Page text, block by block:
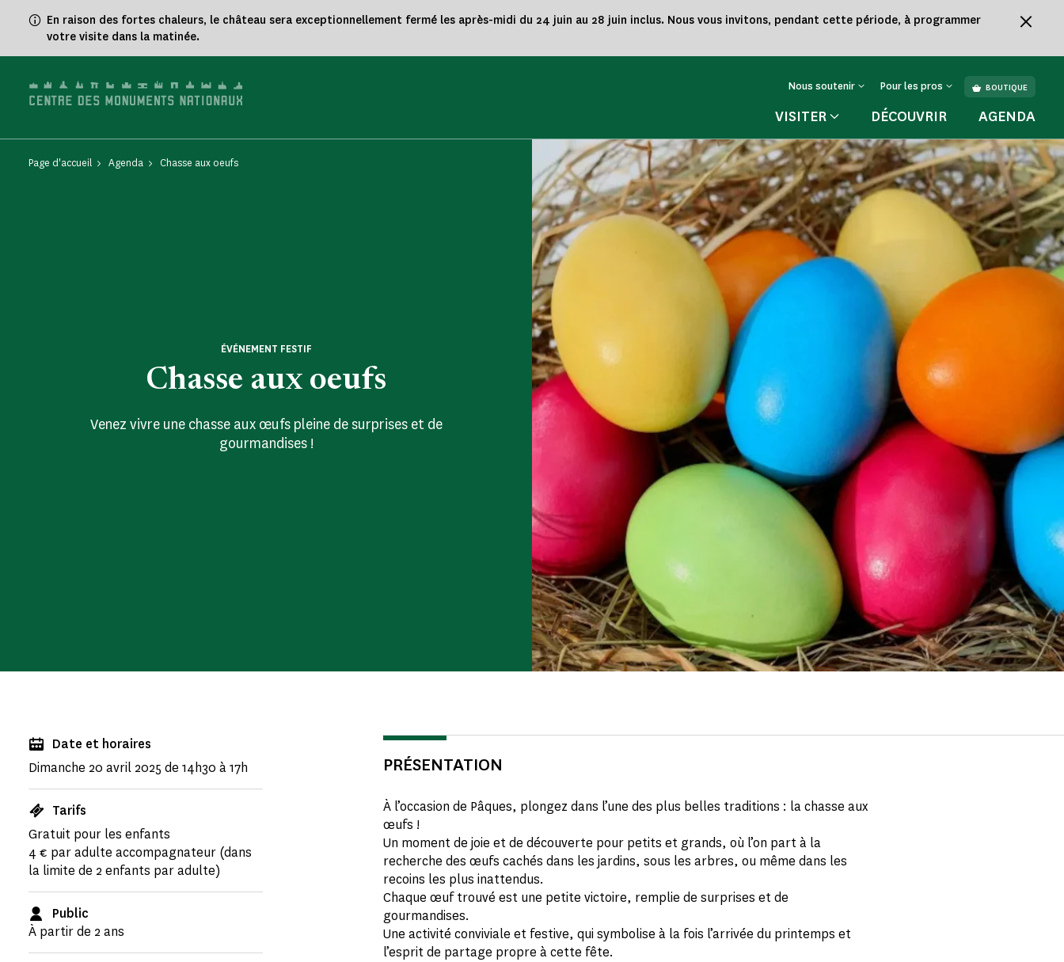
En raison des fortes chaleurs, le château sera exceptionnellement fermé les après-midi du 24 juin au 28 juin inclus. Nous vous invitons, pendant cette période, à programmer
votre visite dans la matinée.
Nous soutenir Pour les pros BOUTIQUE
VISITER DÉCOUVRIR AGENDA
Page d'accueil Agenda Chasse aux oeufs
Chasse aux oeufs
ÉVÉNEMENT FESTIF
Venez vivre une chasse aux œufs pleine de surprises et de
gourmandises !
Date et horaires
Dimanche 20 avril 2025 de 14h30 à 17h
Tarifs
Gratuit pour les enfants
4 € par adulte accompagnateur (dans
la limite de 2 enfants par adulte)
Public
À partir de 2 ans
PRÉSENTATION
À l’occasion de Pâques, plongez dans l’une des plus belles traditions : la chasse aux
œufs !
Un moment de joie et de découverte pour petits et grands, où l’on part à la
recherche des œufs cachés dans les jardins, sous les arbres, ou même dans les
recoins les plus inattendus.
Chaque œuf trouvé est une petite victoire, remplie de surprises et de
gourmandises.
Une activité conviviale et festive, qui symbolise à la fois l’arrivée du printemps et
l’esprit de partage propre à cette fête.